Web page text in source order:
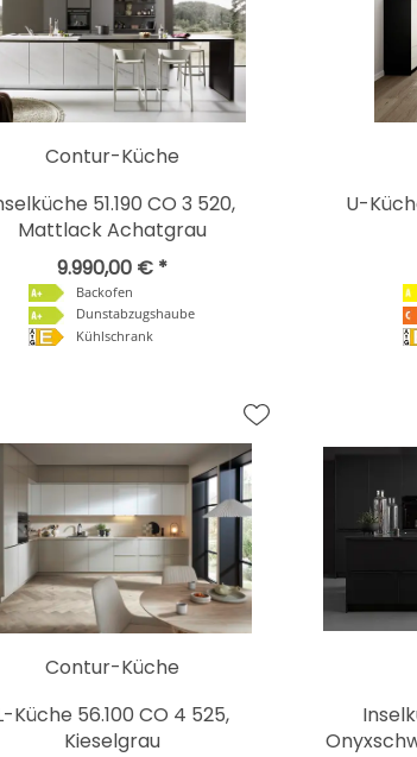
Contur-Küche
51.190 CO 3 520,
Mattlack Achatgrau
9.990,00 € *
Backofen
Dunstabzugshaube
Kühlschrank
U-
Contur-Küche
Küche 56.100 CO 4 525,
Kieselgrau